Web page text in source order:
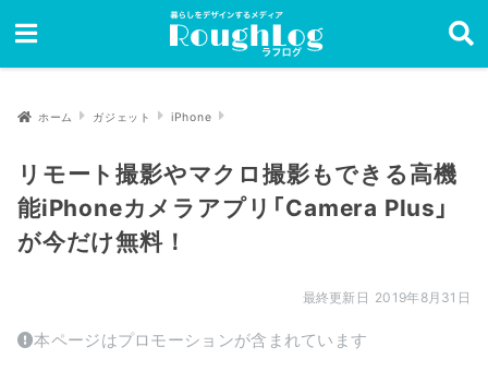
ホーム ガジェット iPhone
リモート撮影やマクロ撮影もできる高機
能iPhoneカメラアプリ「Camera Plus」
が今だけ無料！
2019年8月31日
本ページはプロモーションが含まれています